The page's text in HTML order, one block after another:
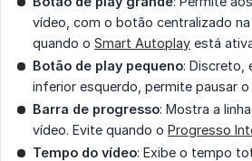
vídeo, com o botão centralizado
quando o Smart Autoplay está
Botão de play pequeno: Discreto,
inferior esquerdo, permite pausar o
Barra de progresso: Mostra a
vídeo. Evite quando o Progresso
Tempo do vídeo: Exibe o tempo